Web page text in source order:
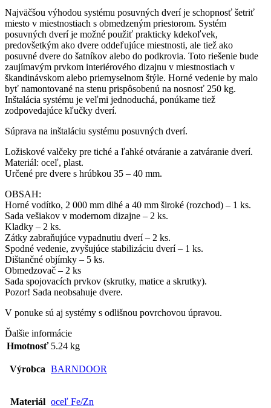
Najväčšou výhodou systému posuvných dverí je schopnosť šetriť
miesto v miestnostiach s obmedzeným priestorom. Systém
posuvných dverí je možné použiť prakticky kdekoľvek,
predovšetkým ako dvere oddeľujúce miestnosti, ale tiež ako
posuvné dvere do šatníkov alebo do podkrovia. Toto riešenie bude
zaujímavým prvkom interiérového dizajnu v miestnostiach v
škandinávskom alebo priemyselnom štýle. Horné vedenie by malo
byť namontované na stenu prispôsobenú na nosnosť 250 kg.
Inštalácia systému je veľmi jednoduchá, ponúkame tiež
zodpovedajúce kľučky dverí.
Súprava na inštaláciu systému posuvných dverí.
Ložiskové valčeky pre tiché a ľahké otváranie a zatváranie dverí.
Materiál: oceľ, plast.
Určené pre dvere s hrúbkou 35 – 40 mm.
OBSAH:
Horné vodítko, 2 000 mm dlhé a 40 mm široké (rozchod) – 1 ks.
Sada vešiakov v modernom dizajne – 2 ks.
Kladky – 2 ks.
Zátky zabraňujúce vypadnutiu dverí – 2 ks.
Spodné vedenie, zvyšujúce stabilizáciu dverí – 1 ks.
Dištančné objímky – 5 ks.
Obmedzovač – 2 ks
Sada spojovacích prvkov (skrutky, matice a skrutky).
Pozor! Sada neobsahuje dvere.
V ponuke sú aj systémy s odlišnou povrchovou úpravou.
Ďalšie informácie
Hmotnosť 5.24 kg
Výrobca BARNDOOR
Materiál oceľ Fe/Zn